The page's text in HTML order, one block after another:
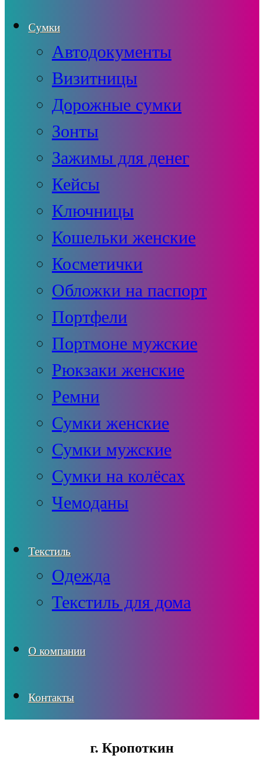
Сумки
Автодокументы
Визитницы
Дорожные сумки
Зонты
Зажимы для денег
Кейсы
Ключницы
Кошельки женские
Косметички
Обложки на паспорт
Портфели
Портмоне мужские
Рюкзаки женские
Ремни
Сумки женские
Сумки мужские
Сумки на колёсах
Чемоданы
Текстиль
Одежда
Текстиль для дома
О компании
Контакты
г. Кропоткин